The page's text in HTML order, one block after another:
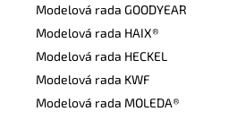
Modelová rada GOODYEAR
Modelová rada HAIX®
Modelová rada HECKEL
Modelová rada KWF
Modelová rada MOLEDA®
€103,80